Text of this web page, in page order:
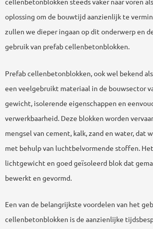
oplossing om de bouwtijd aanzienlijk te
zullen we dieper ingaan op dit onderwerp en
gebruik van prefab cellenbetonblokken.
Prefab cellenbetonblokken, ook wel bekend
een veelgebruikt materiaal in de bouwsector
gewicht, isolerende eigenschappen en
verwerkbaarheid. Deze blokken worden
mengsel van cement, kalk, zand en water, dat
met behulp van luchtbelvormende stoffen.
lichtgewicht en goed geïsoleerd blok dat
bewerkt en gevormd.
Een van de belangrijkste voordelen van het
cellenbetonblokken is de aanzienlijke